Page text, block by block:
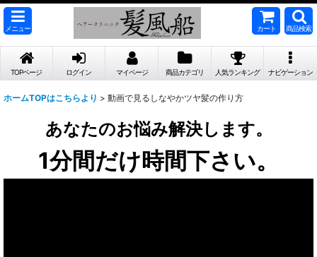
メニュー カート 商品検索
TOPページ ログイン マイページ 商品カテゴリ 人気ランキング ナビゲーション
ホームTOPはこちらより > 動画で見るしなやかツヤ髪の作り方
あなたのお悩み解決します。
1分間だけ時間下さい。